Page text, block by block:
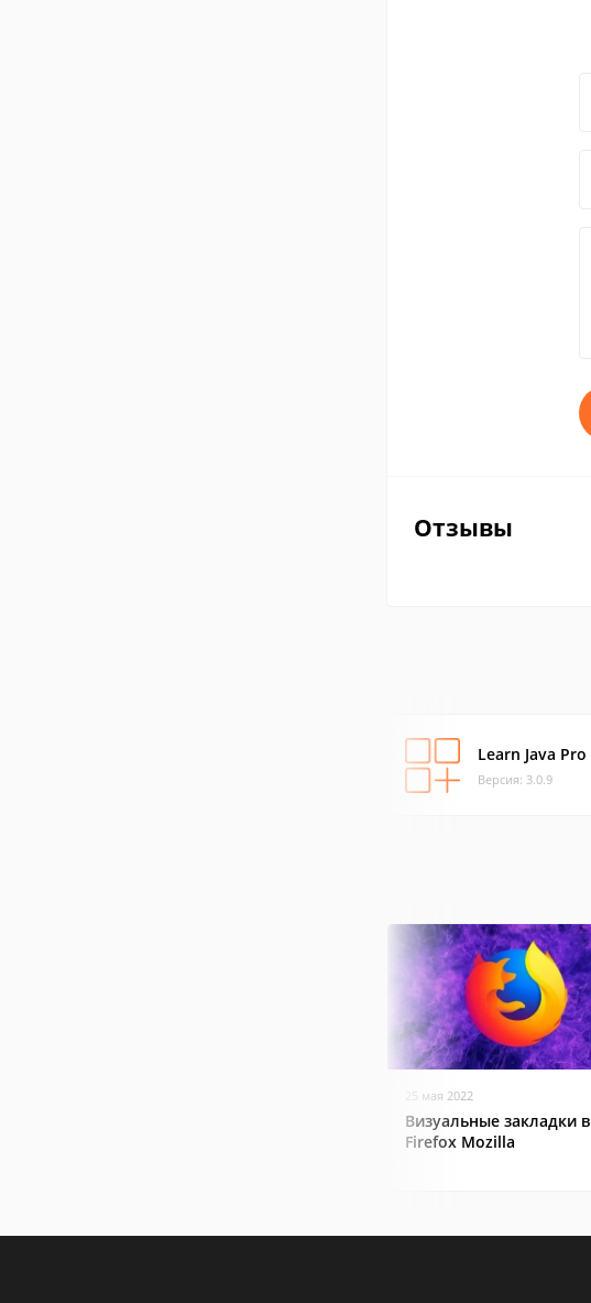
Отзывы
Learn Java Pro
Версия: 3.0.9
25 мая 2022
Визуальные закладки в
Firefox Mozilla